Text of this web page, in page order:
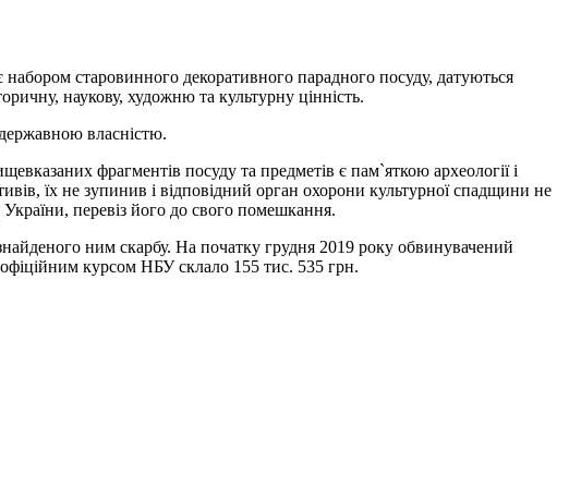
набором старовинного декоративного парадного посуду, датуються
наукову, художню та культурну цінність.
власністю.
фрагментів посуду та предметів є пам`яткою археології і
їх не зупинив і відповідний орган охорони культурної спадщини не
перевіз його до свого помешкання.
ним скарбу. На початку грудня 2019 року обвинувачений
курсом НБУ склало 155 тис. 535 грн.